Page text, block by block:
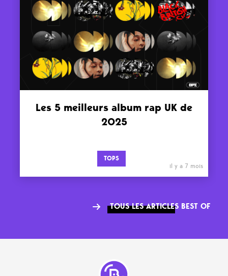
Les 5 meilleurs album rap UK de
2025
TOPS
il y a 7 mois
TOUS LES ARTICLES BEST OF